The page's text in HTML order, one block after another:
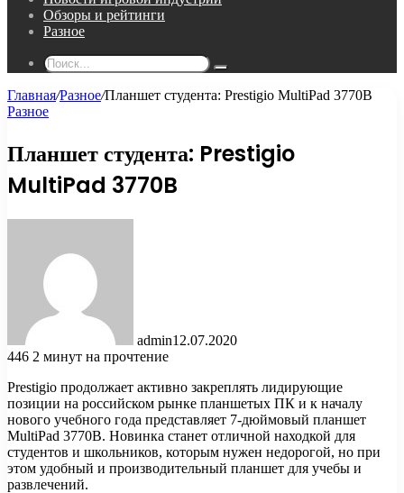
Обзоры и рейтинги
Разное
Поиск...
Главная/Разное/Планшет студента: Prestigio MultiPad 3770B
Разное
Планшет студента: Prestigio
MultiPad 3770B
admin12.07.2020
446 2 минут на прочтение
Prestigio продолжает активно закреплять лидирующие
позиции на российском рынке планшетых ПК и к началу
нового учебного года представляет 7-дюймовый планшет
MultiPad 3770B. Новинка станет отличной находкой для
студентов и школьников, которым нужен недорогой, но при
этом удобный и производительный планшет для учебы и
развлечений.